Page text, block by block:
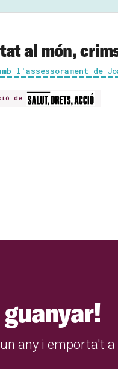
al món,
l'assessorament de
de
any i emporta't